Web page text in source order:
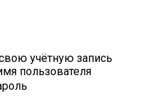
учётную запись
пользователя